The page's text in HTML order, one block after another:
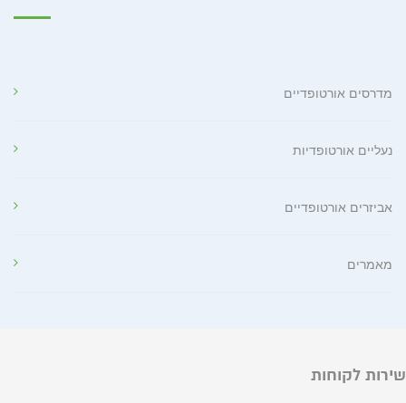
מדרסים אורטופדיים
נעליים אורטופדיות
אביזרים אורטופדיים
מאמרים
שירות לקוחות